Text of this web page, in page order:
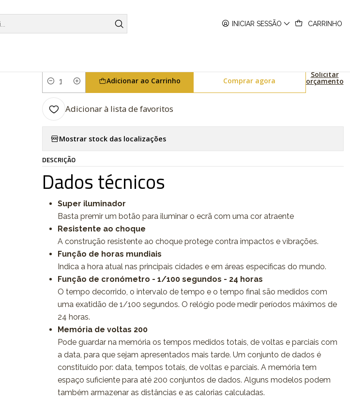
INICIAR SESSÃO CARRINHO
Quantidade
Adicionar ao Carrinho Comprar agora
Solicitar
orçamento
Adicionar à lista de favoritos
Mostrar stock das localizações
DESCRIÇÃO
Dados técnicos
Super iluminador
Basta premir um botão para iluminar o ecrã com uma cor atraente
Resistente ao choque
A construção resistente ao choque protege contra impactos e vibrações.
Função de horas mundiais
Indica a hora atual nas principais cidades e em áreas específicas do mundo.
Função de cronómetro - 1/100 segundos - 24 horas
O tempo decorrido, o intervalo de tempo e o tempo final são medidos com
uma exatidão de 1/100 segundos. O relógio pode medir períodos máximos de
24 horas.
Memória de voltas 200
Pode guardar na memória os tempos medidos totais, de voltas e parciais com
a data, para que sejam apresentados mais tarde. Um conjunto de dados é
constituído por: data, tempos totais, de voltas e parciais. A memória tem
espaço suficiente para até 200 conjuntos de dados. Alguns modelos podem
também armazenar as distâncias e as calorias calculadas.